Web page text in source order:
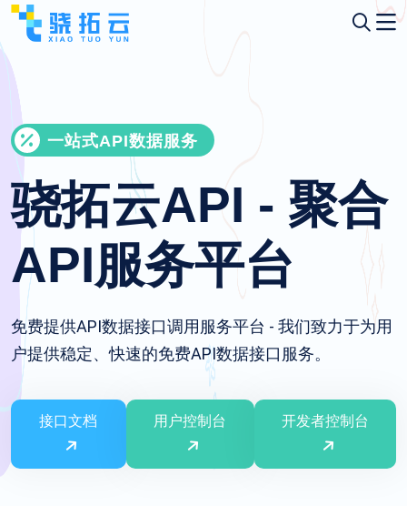
一站式API数据服务
骁拓云API - 聚合
API服务平台
免费提供API数据接口调用服务平台 - 我们致力于为用
户提供稳定、快速的免费API数据接口服务。
接口文档 用户控制台 开发者控制台